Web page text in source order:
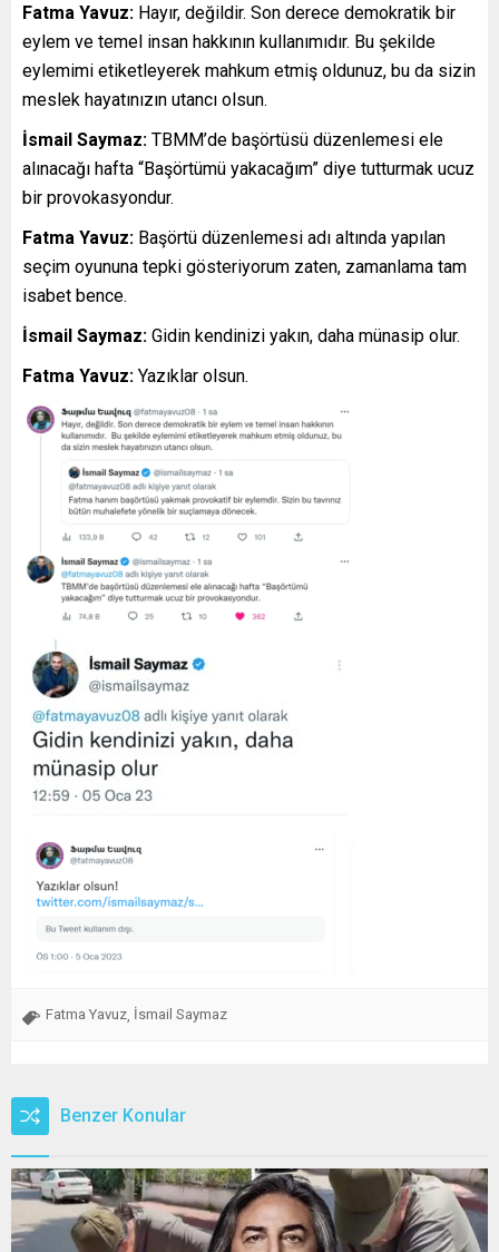
Fatma Yavuz: Hayır, değildir. Son derece demokratik bir
eylem ve temel insan hakkının kullanımıdır. Bu şekilde
eylemimi etiketleyerek mahkum etmiş oldunuz, bu da sizin
meslek hayatınızın utancı olsun.
İsmail Saymaz: TBMM’de başörtüsü düzenlemesi ele
alınacağı hafta “Başörtümü yakacağım” diye tutturmak ucuz
bir provokasyondur.
Fatma Yavuz: Başörtü düzenlemesi adı altında yapılan
seçim oyununa tepki gösteriyorum zaten, zamanlama tam
isabet bence.
İsmail Saymaz: Gidin kendinizi yakın, daha münasip olur.
Fatma Yavuz: Yazıklar olsun.
Fatma Yavuz İsmail Saymaz
Benzer Konular